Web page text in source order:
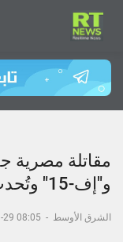
و"إف-15" وتُحدث زلزالاً أمنياً في إسرائيل
الشرق الأوسط -
08:05 29-09-2025